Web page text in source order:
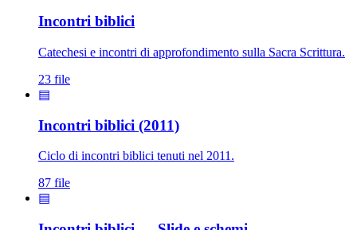
Incontri biblici
Catechesi e incontri di approfondimento sulla Sacra Scrittura.
23 file
▤
Incontri biblici (2011)
Ciclo di incontri biblici tenuti nel 2011.
87 file
▤